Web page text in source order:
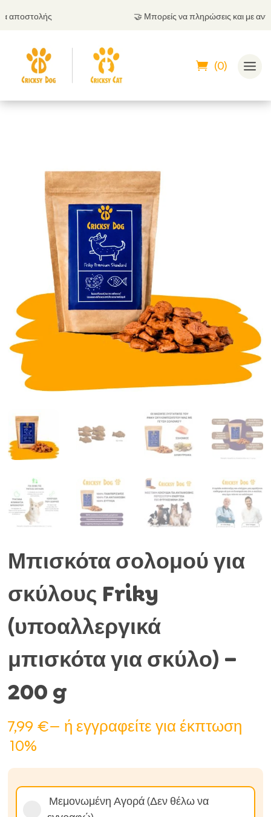
🤝 Μπορείς να πληρώσεις και με αντικαταβολή
(0)
Μπισκότα σολομού για
σκύλους Friky
(υποαλλεργικά
μπισκότα για σκύλο) –
200 g
7,99 €— ή εγγραφείτε για έκπτωση
10%
Επιλέξτε
Μεμονωμένη Αγορά (Δεν θέλω να